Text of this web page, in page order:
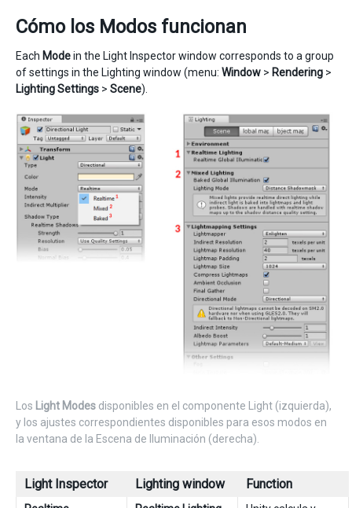
Cómo los Modos funcionan
Each Modein the Light Inspector window corresponds to a group
of settings in the Lighting window (menu: Window > Rendering >
Lighting Settings > Scene).
Los Light Modes disponibles en el componente Light (izquierda),
y los ajustes correspondientes disponibles para esos modos en
la ventana de la Escena de Iluminación (derecha).
Light Inspector Lighting window Function